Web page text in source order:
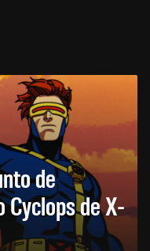
de
Cyclops de X-